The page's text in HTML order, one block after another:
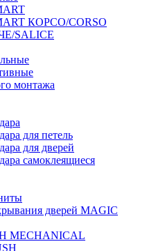
КОРСО/CORSO
SALICE
монтажа
для петель
для дверей
самоклеящиеся
дверей MAGIC
MECHANICAL